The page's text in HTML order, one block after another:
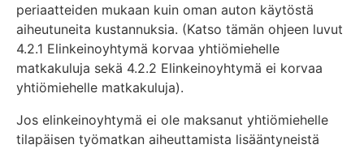
periaatteiden mukaan kuin oman auton käytöstä
aiheutuneita kustannuksia. (Katso tämän ohjeen luvut
4.2.1 Elinkeinoyhtymä korvaa yhtiömiehelle
matkakuluja sekä 4.2.2 Elinkeinoyhtymä ei korvaa
yhtiömiehelle matkakuluja).
Jos elinkeinoyhtymä ei ole maksanut yhtiömiehelle
tilapäisen työmatkan aiheuttamista lisääntyneistä